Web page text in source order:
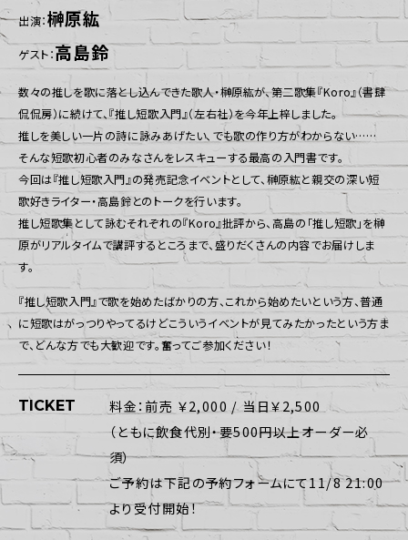
出演：榊原紘
ゲスト：高島鈴
数々の推しを歌に落とし込んできた歌人・榊原紘が、第二歌集『Koro』（書肆
侃侃房）に続けて、『推し短歌入門』（左右社）を今年上梓しました。
推しを美しい一片の詩に詠みあげたい、でも歌の作り方がわからない……
そんな短歌初心者のみなさんをレスキューする最高の入門書です。
今回は『推し短歌入門』の発売記念イベントとして、榊原紘と親交の深い短
歌好きライター・高島鈴とのトークを行います。
推し短歌集として詠むそれぞれの『Koro』批評から、高島の「推し短歌」を榊
原がリアルタイムで講評するところまで、盛りだくさんの内容でお届けしま
す。
『推し短歌入門』で歌を始めたばかりの方、これから始めたいという方、普通
に短歌はがっつりやってるけどこういうイベントが見てみたかったという方ま
で、どんな方でも大歓迎です。奮ってご参加ください！
TICKET
料金：前売 ￥2,000 / 当日￥2,500
（ともに飲食代別・要500円以上オーダー必
須）
ご予約は下記の予約フォームにて11/8 21:00
より受付開始！